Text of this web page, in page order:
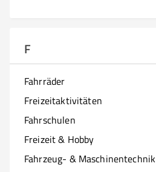
F
Fahrräder
Freizeitaktivitäten
Fahrschulen
Freizeit & Hobby
Fahrzeug- & Maschinentechnik